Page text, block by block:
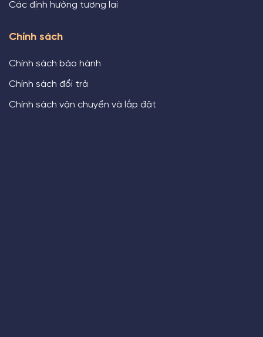
Các định hướng tương lai
Chính sách
Chính sách bảo hành
Chính sách đổi trả
Chính sách vận chuyển và lắp đặt